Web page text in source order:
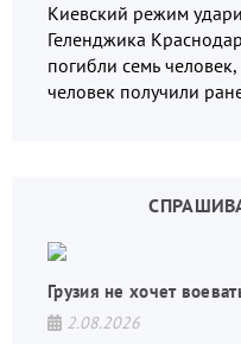
Киевский режим
Геленджика
погибли семь
человек получили
Грузия не хочет
2.08.2026